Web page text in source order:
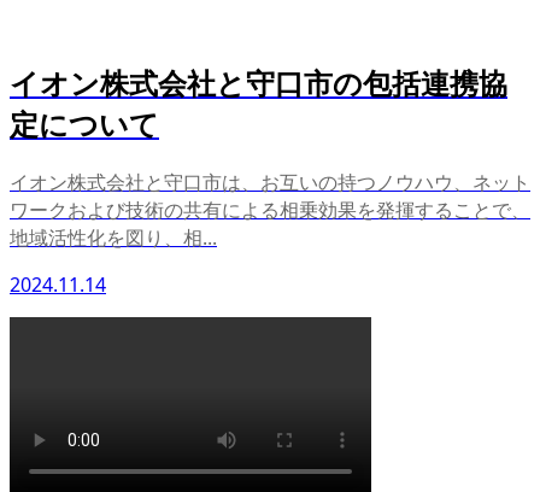
イオン株式会社と守口市の包括連携協
定について
イオン株式会社と守口市は、お互いの持つノウハウ、ネット
ワークおよび技術の共有による相乗効果を発揮することで、
地域活性化を図り、相...
2024.11.14